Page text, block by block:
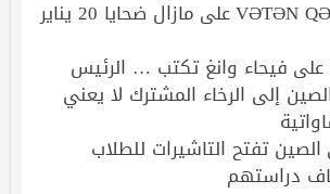
VƏTƏNعلى مازال ضحايا 20 يناير
على فيحاء وانغ تكتب … الرئيس
إلى الرخاء المشترك لا يعني
الصين تفتح التاشيرات للطلاب
دراستهم